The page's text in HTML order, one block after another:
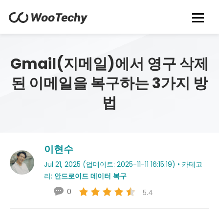
Gmail(지메일)에서 영구 삭제
된 이메일을 복구하는 3가지 방
법
이현수
Jul 21, 2025 (업데이트: 2025-11-11 16:15:19) • 카테고
리: 안드로이드 데이터 복구
5.4
0